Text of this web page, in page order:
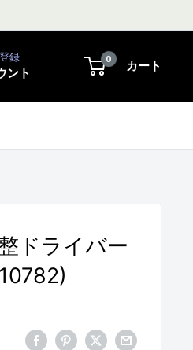
録
ント
0 カート
ドライバー